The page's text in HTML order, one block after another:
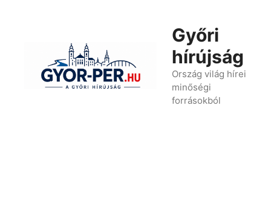
Győri
hírújság
Ország világ hírei
minőségi
forrásokból